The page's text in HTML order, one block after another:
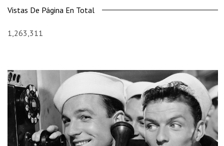
Vistas De Página En Total
1,263,311